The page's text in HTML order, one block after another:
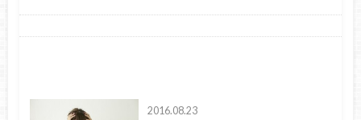
2016.08.23